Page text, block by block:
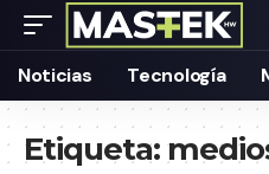
Noticias Tecnología
Etiqueta: